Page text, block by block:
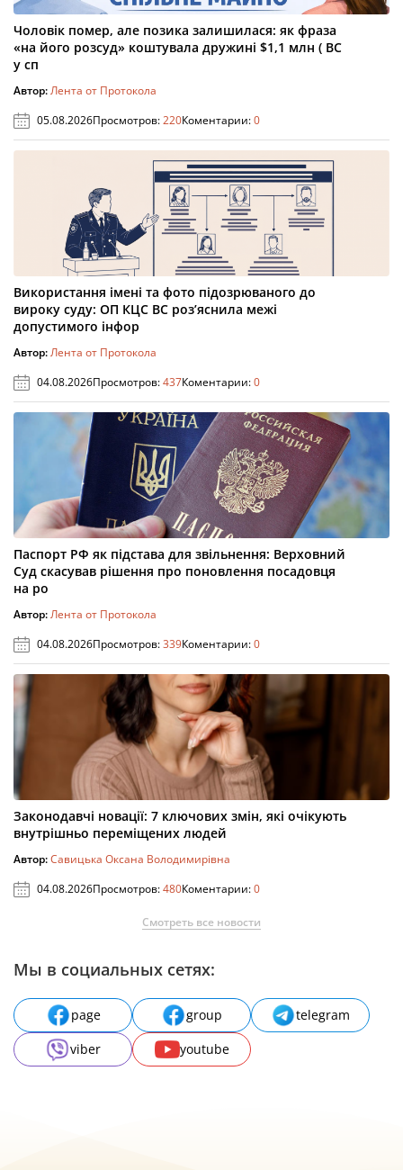
Чоловік помер, але позика залишилася: як фраза
«на його розсуд» коштувала дружині $1,1 млн ( ВС
у сп
Автор:Лента от Протокола
05.08.2026Просмотров:220Коментарии:0
Використання імені та фото підозрюваного до
вироку суду: ОП КЦС ВС роз’яснила межі
допустимого інфор
Автор:Лента от Протокола
04.08.2026Просмотров:437Коментарии:0
Паспорт РФ як підстава для звільнення: Верховний
Суд скасував рішення про поновлення посадовця
на ро
Автор:Лента от Протокола
04.08.2026Просмотров:339Коментарии:0
Законодавчі новації: 7 ключових змін, які очікують
внутрішньо переміщених людей
Автор:Савицька Оксана Володимирівна
04.08.2026Просмотров:480Коментарии:0
Смотреть все новости
Мы в социальных сетях:
page group
telegram
viber
youtube